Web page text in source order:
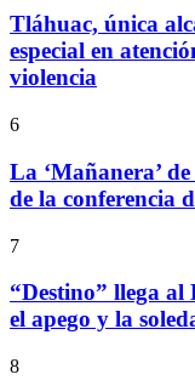
Tláhuac, única
especial en
violencia
6
La ‘Mañanera’
de la conferencia
7
“Destino” llega al
el apego y la
8